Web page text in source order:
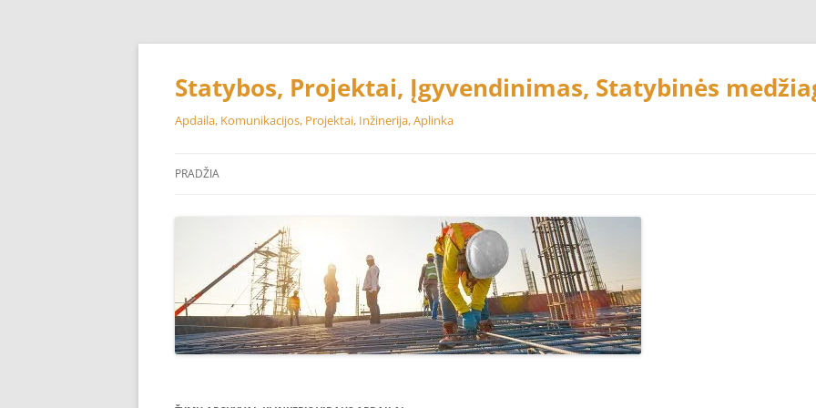
Pereiti
Statybos, Projektai, Įgyvendinimas, Statybinės
Apdaila, Komunikacijos, Projektai, Inžinerija, Aplinka
PRADŽIA